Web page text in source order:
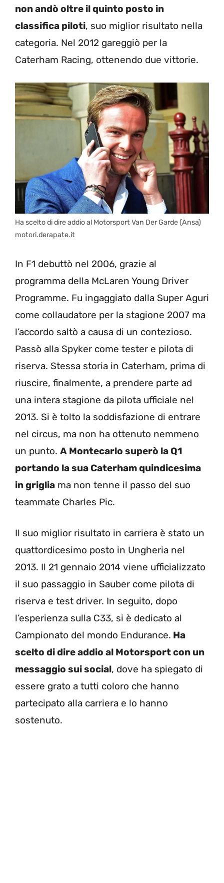
non andò oltre il quinto posto in
classifica piloti, suo miglior risultato nella
categoria. Nel 2012 gareggiò per la
Caterham Racing, ottenendo due vittorie.
Ha scelto di dire addio al Motorsport Van Der Garde (Ansa)
motori.derapate.it
In F1 debuttò nel 2006, grazie al
programma della McLaren Young Driver
Programme. Fu ingaggiato dalla Super Aguri
come collaudatore per la stagione 2007 ma
l’accordo saltò a causa di un contezioso.
Passò alla Spyker come tester e pilota di
riserva. Stessa storia in Caterham, prima di
riuscire, finalmente, a prendere parte ad
una intera stagione da pilota ufficiale nel
2013. Si è tolto la soddisfazione di entrare
nel circus, ma non ha ottenuto nemmeno
un punto. A Montecarlo superò la Q1
portando la sua Caterham quindicesima
in griglia ma non tenne il passo del suo
teammate Charles Pic.
Il suo miglior risultato in carriera è stato un
quattordicesimo posto in Ungheria nel
2013. Il 21 gennaio 2014 viene ufficializzato
il suo passaggio in Sauber come pilota di
riserva e test driver. In seguito, dopo
l’esperienza sulla C33, si è dedicato al
Campionato del mondo Endurance. Ha
scelto di dire addio al Motorsport con un
messaggio sui social, dove ha spiegato di
essere grato a tutti coloro che hanno
partecipato alla carriera e lo hanno
sostenuto.